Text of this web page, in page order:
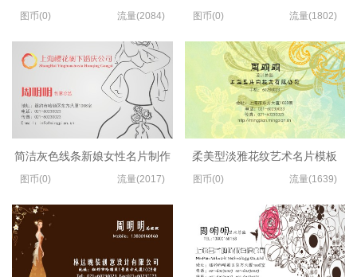
图币(0) 流量(2084)
简洁灰色线条新娘女性名片制作
图币(0) 流量(2017)
图币(0) 流量(1802)
柔美型淡雅花纹艺术名片模板
图币(0) 流量(1639)